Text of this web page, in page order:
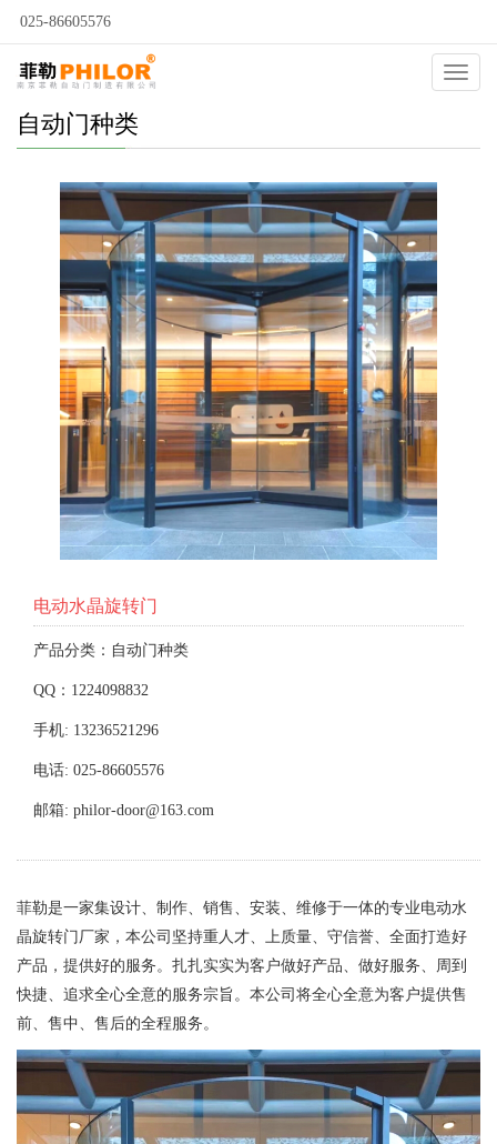
025-86605576
自动门种类
电动水晶旋转门
产品分类：自动门种类
QQ：1224098832
手机: 13236521296
电话: 025-86605576
邮箱: philor-door@163.com
菲勒是一家集设计、制作、销售、安装、维修于一体的专业电动水
晶旋转门厂家，本公司坚持重人才、上质量、守信誉、全面打造好
产品，提供好的服务。扎扎实实为客户做好产品、做好服务、周到
快捷、追求全心全意的服务宗旨。本公司将全心全意为客户提供售
前、售中、售后的全程服务。